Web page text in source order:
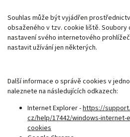
Souhlas může být vyjádřen
obsaženého v tzv. cookie liště.
nastavení svého internetového
nastavit užívání jen některých.
Další informace o správě cookies v
naleznete na následujících odkazech:
Internet Explorer -https://
cz/help/17442/windows-internet-
cookies